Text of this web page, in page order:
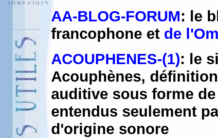
AA-BLOG-FORUM: le
francophone et de
ACOUPHENES-(1): le
Acouphènes,
auditive sous forme
entendus seulement
d'origine sonore